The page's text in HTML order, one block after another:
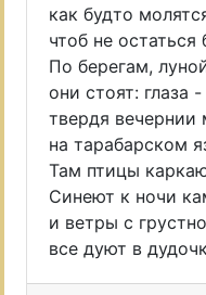
как будто
чтоб не остаться
По берегам,
они стоят: глаза
твердя вечернии
на тарабарском
Там птицы
Синеют к ночи
и ветры с
все дуют в